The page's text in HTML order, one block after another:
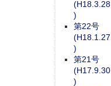
(H18.3.28
)
第22号
(H18.1.27
)
第21号
(H17.9.30
)